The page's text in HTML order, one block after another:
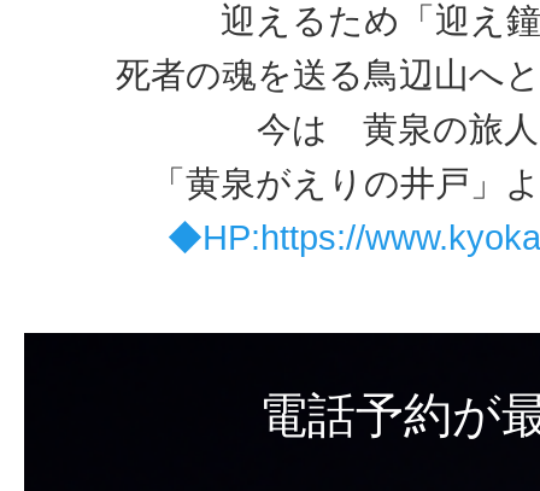
迎えるため「迎え
死者の魂を送る鳥辺山へ
今は 黄泉の旅
「黄泉がえりの井戸」
◆HP:https://
電話予約が